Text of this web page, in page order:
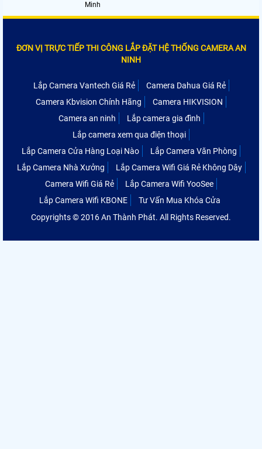
Minh
ĐƠN VỊ TRỰC TIẾP THI CÔNG LẮP ĐẶT HỆ THỐNG CAMERA AN
NINH
Lắp Camera Vantech Giá Rẻ
Camera Dahua Giá Rẻ
Camera Kbvision Chính Hãng
Camera HIKVISION
Camera an ninh
Lắp camera gia đình
Lắp camera xem qua điện thoại
Lắp Camera Cửa Hàng Loại Nào
Lắp Camera Văn Phòng
Lắp Camera Nhà Xưởng
Lắp Camera Wifi Giá Rẻ Không Dây
Camera Wifi Giá Rẻ
Lắp Camera Wifi YooSee
Lắp Camera Wifi KBONE
Tư Vấn Mua Khóa Cửa
Copyrights © 2016 An Thành Phát. All Rights Reserved.